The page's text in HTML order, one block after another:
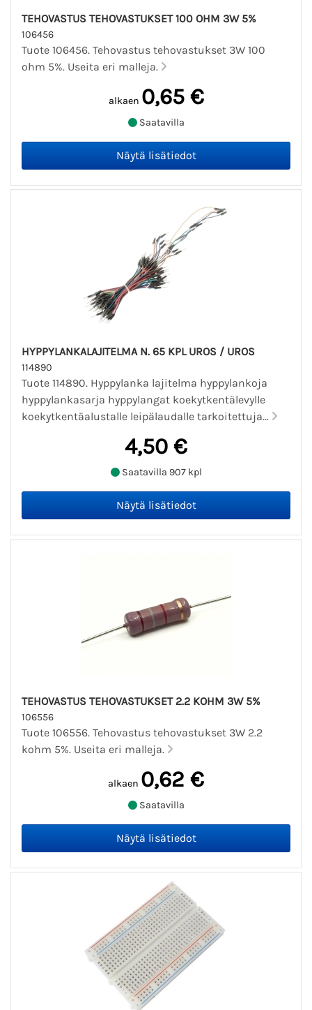
TEHOVASTUS TEHOVASTUKSET 100 OHM 3W 5%
106456
Tuote 106456. Tehovastus tehovastukset 3W 100
ohm 5%. Useita eri malleja.
alkaen 0,65 €
Saatavilla
HYPPYLANKALAJITELMA N. 65 KPL UROS / UROS
114890
Tuote 114890. Hyppylanka lajitelma hyppylankoja
hyppylankasarja hyppylangat koekytkentälevylle
koekytkentäalustalle leipälaudalle tarkoitettuja...
4,50 €
Saatavilla 907 kpl
TEHOVASTUS TEHOVASTUKSET 2.2 KOHM 3W 5%
106556
Tuote 106556. Tehovastus tehovastukset 3W 2.2
kohm 5%. Useita eri malleja.
alkaen 0,62 €
Saatavilla